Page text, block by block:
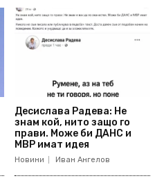
Десислава Радева: Не
знам кой, нито защо го
прави. Може би ДАНС и
МВР имат идея
Новини Иван Ангелов